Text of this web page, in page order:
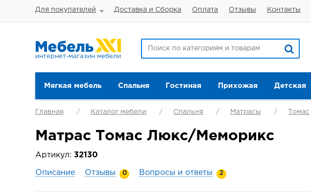
Для покупателей Доставка и Сборка Оплата Отзывы Контакты
интернет-магазин мебели
Мягкая мебель Спальня Гостиная Прихожая Детская
Главная Каталог мебели Спальня Матрасы Томас
Матрас Томас Люкс/Меморикс
Артикул: 32130
Описание Отзывы 0 Вопросы и ответы 2